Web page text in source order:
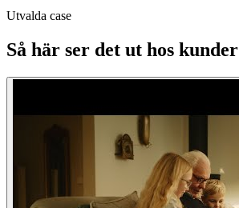
Utvalda case
Så här ser det ut hos kunder